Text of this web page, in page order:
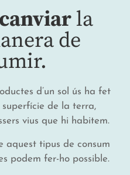
canviar la
de
d’un sol ús ha fet
de la terra,
vius que hi habitem.
aquest tipus de consum
podem fer-ho possible.